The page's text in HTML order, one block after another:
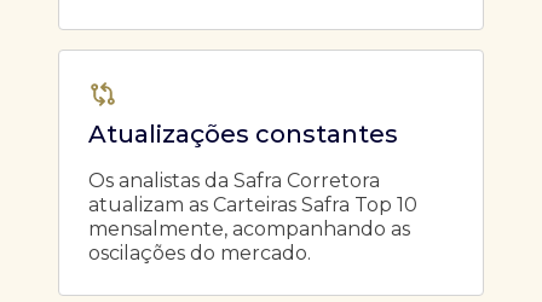
Atualizações constantes
Os analistas da Safra Corretora
atualizam as Carteiras Safra Top 10
mensalmente, acompanhando as
oscilações do mercado.